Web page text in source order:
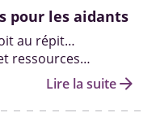
pour les aidants
au répit…
ressources
à prendre soin de
dans les
Lire la suitearrow_forward